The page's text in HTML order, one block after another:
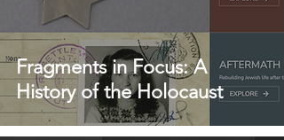
Fragments in Focus: A
History of the Holocaust